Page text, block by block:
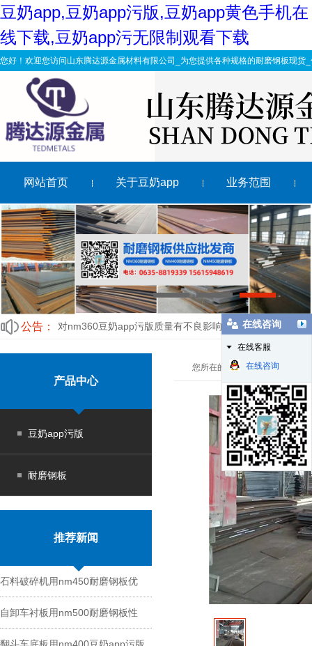
豆奶app,豆奶app污版,豆奶app黄色手机在
线下载,豆奶app污无限制观看下载
您好！欢迎您访问山东腾达源金属材料有限公司_为您提供各种规格的耐磨钢板现货
网站首页 关于豆奶app 业务范围
1 2 3
公告：
对nm360豆奶app污版质量有不良影响的元素
关于豆奶app污无限制观看下载厂家的售后服务问题你了解
江苏南京nm500耐磨钢板硬度有3种
请看，豆奶app污无限制观看下载加工如何保质保量完成工
热试的成功标志着智能制造在无缝管生产上取得重大突破
对nm360豆奶app污版质量有不良影响的元素
关于豆奶app污无限制观看下载厂家的售后服务问题你了解
产品中心
豆奶app污版
耐磨钢板
推荐新闻
石料破碎机用nm450耐磨钢板优
势
自卸车衬板用nm500耐磨钢板性
翻斗车底板用nm400豆奶app污版
您所在的位置：豆奶app污版
在线咨询
在线客服
在线咨询